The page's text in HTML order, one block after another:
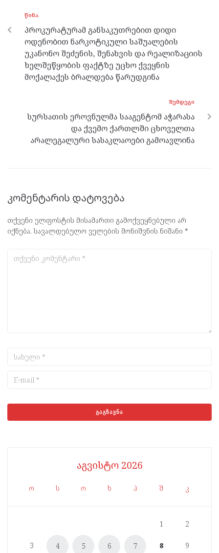
o
o
k
er m p
p
ᲬᲘᲜᲐ
პროკურატურამ განსაკუთრებით დიდი
ოდენობით ნარკოტიკული საშუალების
უკანონო შეძენის, შენახვის და რეალიზაციის
ხელშეწყობის ფაქტზე უცხო ქვეყნის
მოქალაქეს ბრალდება წარუდგინა
ᲨᲔᲛᲓᲔᲒᲘ
სურსათის ეროვნულმა სააგენტომ აჭარასა
და ქვემო ქართლში ცხოველთა
არალეგალური სასაკლაოები გამოავლინა
კომენტარის დატოვება
თქვენი ელფოსტის მისამართი გამოქვეყნებული არ
იქნება. სავალდებულო ველების მონიშვნის ნიშანი *
აგვისტო 2026
ო ს ო ხ პ შ კ
1 2
3 4 5 6 7 8 9